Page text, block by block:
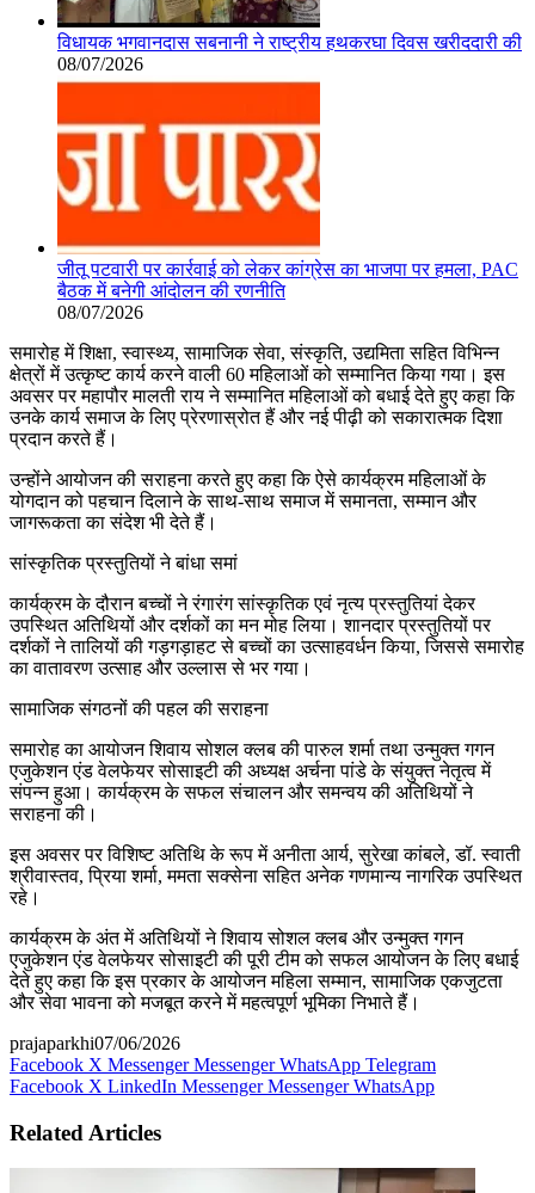
विधायक भगवानदास सबनानी ने राष्ट्रीय हथकरघा दिवस खरीददारी की
08/07/2026
जीतू पटवारी पर कार्रवाई को लेकर कांग्रेस का भाजपा पर हमला, PAC
बैठक में बनेगी आंदोलन की रणनीति
08/07/2026
समारोह में शिक्षा, स्वास्थ्य, सामाजिक सेवा, संस्कृति, उद्यमिता सहित विभिन्न
क्षेत्रों में उत्कृष्ट कार्य करने वाली 60 महिलाओं को सम्मानित किया गया। इस
अवसर पर महापौर मालती राय ने सम्मानित महिलाओं को बधाई देते हुए कहा कि
उनके कार्य समाज के लिए प्रेरणास्रोत हैं और नई पीढ़ी को सकारात्मक दिशा
प्रदान करते हैं।
उन्होंने आयोजन की सराहना करते हुए कहा कि ऐसे कार्यक्रम महिलाओं के
योगदान को पहचान दिलाने के साथ-साथ समाज में समानता, सम्मान और
जागरूकता का संदेश भी देते हैं।
सांस्कृतिक प्रस्तुतियों ने बांधा समां
कार्यक्रम के दौरान बच्चों ने रंगारंग सांस्कृतिक एवं नृत्य प्रस्तुतियां देकर
उपस्थित अतिथियों और दर्शकों का मन मोह लिया। शानदार प्रस्तुतियों पर
दर्शकों ने तालियों की गड़गड़ाहट से बच्चों का उत्साहवर्धन किया, जिससे समारोह
का वातावरण उत्साह और उल्लास से भर गया।
सामाजिक संगठनों की पहल की सराहना
समारोह का आयोजन शिवाय सोशल क्लब की पारुल शर्मा तथा उन्मुक्त गगन
एजुकेशन एंड वेलफेयर सोसाइटी की अध्यक्ष अर्चना पांडे के संयुक्त नेतृत्व में
संपन्न हुआ। कार्यक्रम के सफल संचालन और समन्वय की अतिथियों ने
सराहना की।
इस अवसर पर विशिष्ट अतिथि के रूप में अनीता आर्य, सुरेखा कांबले, डॉ. स्वाती
श्रीवास्तव, प्रिया शर्मा, ममता सक्सेना सहित अनेक गणमान्य नागरिक उपस्थित
रहे।
कार्यक्रम के अंत में अतिथियों ने शिवाय सोशल क्लब और उन्मुक्त गगन
एजुकेशन एंड वेलफेयर सोसाइटी की पूरी टीम को सफल आयोजन के लिए बधाई
देते हुए कहा कि इस प्रकार के आयोजन महिला सम्मान, सामाजिक एकजुटता
और सेवा भावना को मजबूत करने में महत्वपूर्ण भूमिका निभाते हैं।
prajaparkhi07/06/2026
Facebook X Messenger Messenger WhatsApp Telegram
Facebook X LinkedIn Messenger Messenger WhatsApp
Related Articles